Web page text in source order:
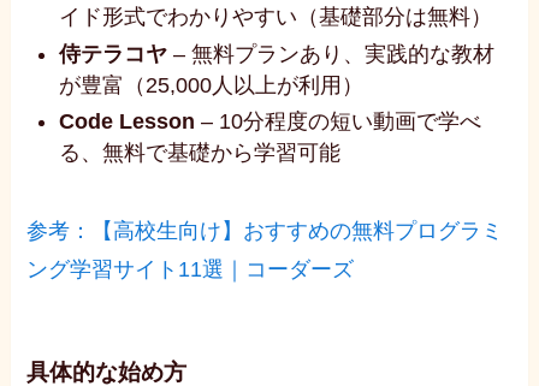
イド形式でわかりやすい（基礎部分は無料）
侍テラコヤ – 無料プランあり、実践的な教材
が豊富（25,000人以上が利用）
Code Lesson – 10分程度の短い動画で学べ
る、無料で基礎から学習可能
参考：【高校生向け】おすすめの無料プログラミ
ング学習サイト11選｜コーダーズ
具体的な始め方